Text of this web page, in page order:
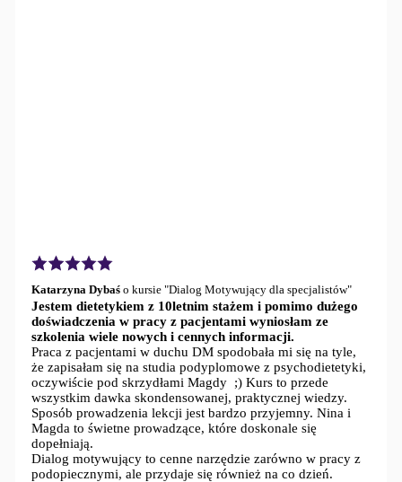
Katarzyna Dybaś o kursie "Dialog Motywujący dla specjalistów"
Jestem dietetykiem z 10letnim stażem i pomimo dużego
doświadczenia w pracy z pacjentami wyniosłam ze
szkolenia wiele nowych i cennych informacji.
Praca z pacjentami w duchu DM spodobała mi się na tyle,
że zapisałam się na studia podyplomowe z psychodietetyki,
oczywiście pod skrzydłami Magdy ;) Kurs to przede
wszystkim dawka skondensowanej, praktycznej wiedzy.
Sposób prowadzenia lekcji jest bardzo przyjemny. Nina i
Magda to świetne prowadzące, które doskonale się
dopełniają.
Dialog motywujący to cenne narzędzie zarówno w pracy z
podopiecznymi, ale przydaje się również na co dzień.